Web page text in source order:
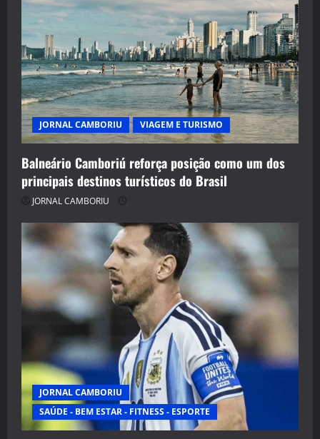
JORNAL CAMBORIU VIAGEM E TURISMO
Balneário Camboriú reforça posição como um dos
principais destinos turísticos do Brasil
JORNAL CAMBORIU
JORNAL CAMBORIU
SAÚDE - BEM ESTAR - FITNESS - ESPORTE